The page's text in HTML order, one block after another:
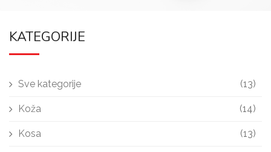
KATEGORIJE
Sve kategorije (13)
Koža (14)
Kosa (13)